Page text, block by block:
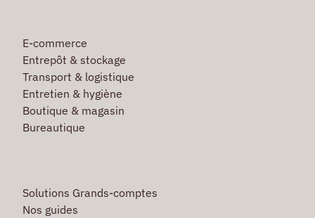
E-commerce
Entrepôt & stockage
Transport & logistique
Entretien & hygiène
Boutique & magasin
Bureautique
Solutions Grands-comptes
Nos guides